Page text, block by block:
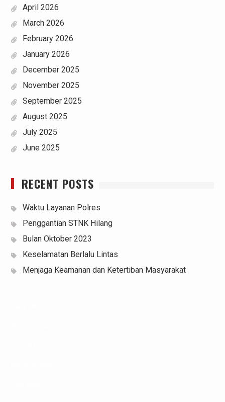
April 2026
March 2026
February 2026
January 2026
December 2025
November 2025
September 2025
August 2025
July 2025
June 2025
RECENT POSTS
Waktu Layanan Polres
Penggantian STNK Hilang
Bulan Oktober 2023
Keselamatan Berlalu Lintas
Menjaga Keamanan dan Ketertiban Masyarakat